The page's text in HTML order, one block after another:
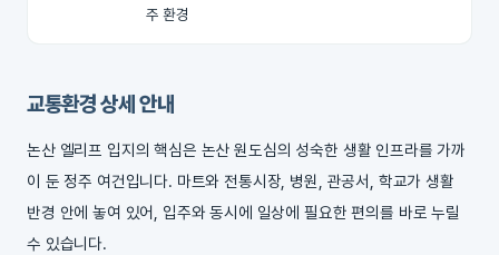
주 환경
교통환경 상세 안내
논산 엘리프 입지의 핵심은 논산 원도심의 성숙한 생활 인프라를 가까
이 둔 정주 여건입니다. 마트와 전통시장, 병원, 관공서, 학교가 생활
반경 안에 놓여 있어, 입주와 동시에 일상에 필요한 편의를 바로 누릴
수 있습니다.